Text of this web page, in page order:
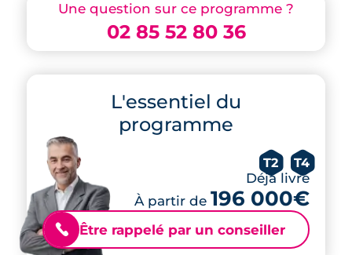
Une question sur ce programme ?
02 85 52 80 36
L'essentiel du
programme
T2 T4
Déjà livré
À partir de 196 000€
📞 Être rappelé par un conseiller